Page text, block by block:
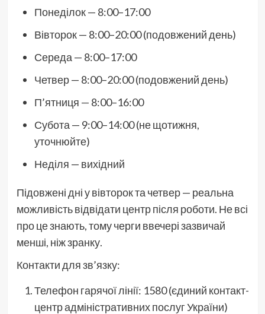
Понеділок — 8:00–17:00
Вівторок — 8:00–20:00 (подовжений день)
Середа — 8:00–17:00
Четвер — 8:00–20:00 (подовжений день)
П’ятниця — 8:00–16:00
Субота — 9:00–14:00 (не щотижня,
уточнюйте)
Неділя — вихідний
Підовжені дні у вівторок та четвер — реальна
можливість відвідати центр після роботи. Не всі
про це знають, тому черги ввечері зазвичай
менші, ніж зранку.
Контакти для зв’язку:
Телефон гарячої лінії: 1580 (єдиний контакт-
центр адміністративних послуг України)